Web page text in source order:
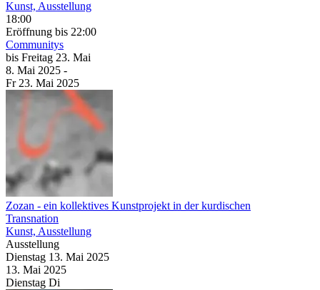
Kunst, Ausstellung
18:00
Eröffnung bis 22:00
Communitys
bis Freitag 23. Mai
8. Mai 2025 -
Fr 23. Mai 2025
Zozan - ein kollektives Kunstprojekt in der kurdischen
Transnation
Kunst, Ausstellung
Ausstellung
Dienstag 13. Mai 2025
13. Mai 2025
Dienstag Di